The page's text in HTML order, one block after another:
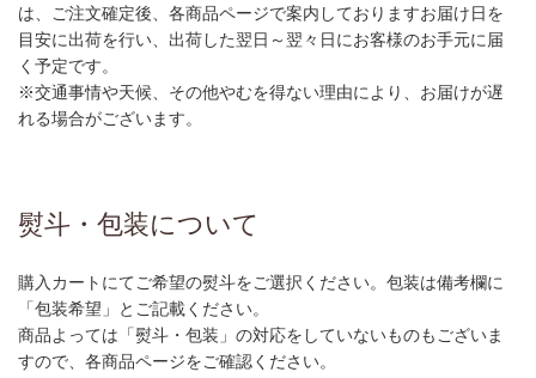
は、ご注文確定後、各商品ページで案内しておりますお届け日を
目安に出荷を行い、出荷した翌日～翌々日にお客様のお手元に届
く予定です。
※交通事情や天候、その他やむを得ない理由により、お届けが遅
れる場合がございます。
熨斗・包装について
購入カートにてご希望の熨斗をご選択ください。包装は備考欄に
「包装希望」とご記載ください。
商品よっては「熨斗・包装」の対応をしていないものもございま
すので、各商品ページをご確認ください。